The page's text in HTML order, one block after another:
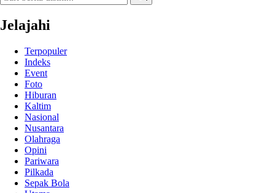
Jelajahi
Terpopuler
Indeks
Event
Foto
Hiburan
Kaltim
Nasional
Nusantara
Olahraga
Opini
Pariwara
Pilkada
Sepak Bola